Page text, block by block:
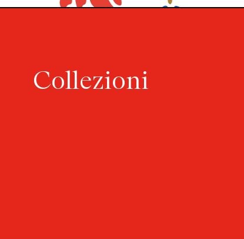
Collezioni